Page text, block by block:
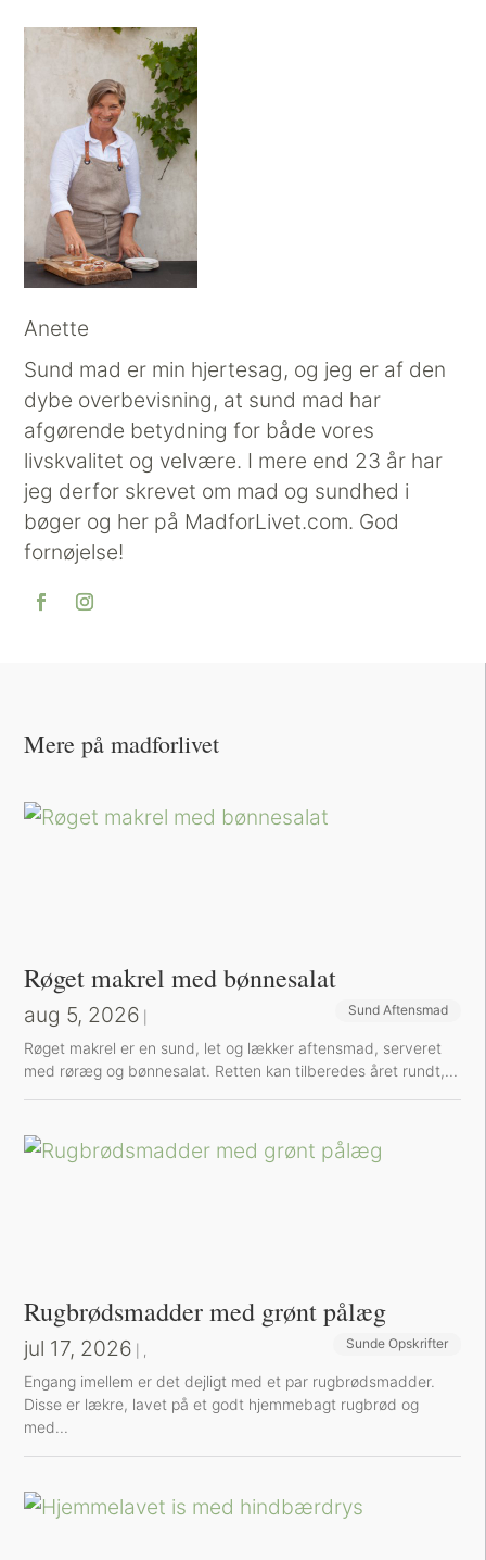
Anette
Sund mad er min hjertesag, og jeg er af den
dybe overbevisning, at sund mad har
afgørende betydning for både vores
livskvalitet og velvære. I mere end 23 år har
jeg derfor skrevet om mad og sundhed i
bøger og her på MadforLivet.com. God
fornøjelse!
Mere på madforlivet
Røget makrel med bønnesalat
aug 5, 2026 Sund Aftensmad
Røget makrel er en sund, let og lækker aftensmad, serveret
med røræg og bønnesalat. Retten kan tilberedes året rundt,...
Rugbrødsmadder med grønt pålæg
jul 17, 2026 Sund Aftensmad
Sunde Opskrifter
Engang imellem er det dejligt med et par rugbrødsmadder.
Disse er lækre, lavet på et godt hjemmebagt rugbrød og
med...